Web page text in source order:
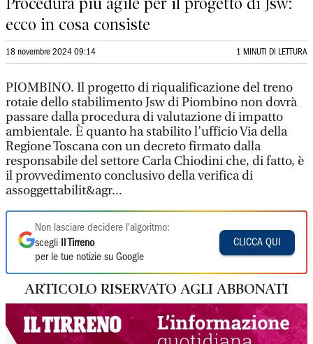
ecco in cosa consiste
18 novembre 2024 09:14 1 MINUTI DI LETTURA
PIOMBINO. Il progetto di riqualificazione del treno
rotaie dello stabilimento Jsw di Piombino non dovrà
passare dalla procedura di valutazione di impatto
ambientale. È quanto ha stabilito l’ufficio Via della
Regione Toscana con un decreto firmato dalla
responsabile del settore Carla Chiodini che, di fatto, è
il provvedimento conclusivo della verifica di
assoggettabilit&agr...
Non lasciare decidere l'algoritmo:
scegli
Il Tirreno
per le tue notizie su Google
CLICCA QUI
ARTICOLO RISERVATO AGLI ABBONATI